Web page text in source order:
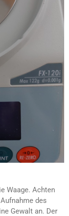
Waage. Achten
des
Gewalt an. Der